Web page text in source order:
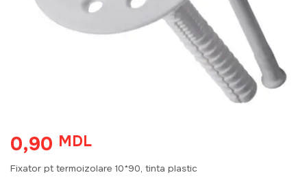
0,90 MDL
Fixator pt termoizolare 10*90, tinta plastic